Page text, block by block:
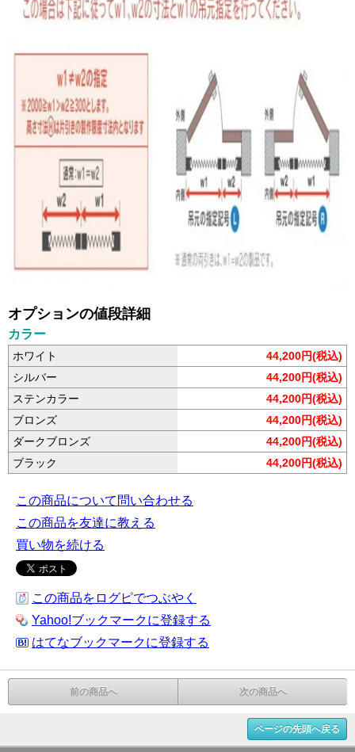
オプションの値段詳細
カラー
ホワイト
44,200円(税込)
シルバー
44,200円(税込)
ステンカラー
44,200円(税込)
ブロンズ
44,200円(税込)
ダークブロンズ
44,200円(税込)
ブラック
44,200円(税込)
この商品について問い合わせる
この商品を友達に教える
買い物を続ける
この商品をログピでつぶやく
Yahoo!ブックマークに登録する
はてなブックマークに登録する
前の商品へ 次の商品へ
ページの先頭へ戻る